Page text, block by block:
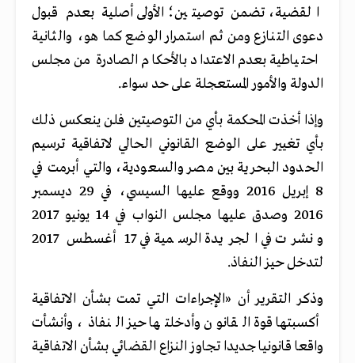
القضية، تضمن توصيتين؛ الأولى أصلية بعدم قبول
دعوى التنازع ومن ثم استمرار الوضع كما هو، والثانية
احتياطية بعدم الاعتداد بالأحكام الصادرة من مجلس
الدولة والأمور المستعجلة على حد سواء.
وإذا أخذت المحكمة بأي من التوصيتين فلن ينعكس ذلك
بأي تغيير على الوضع القانوني الحالي لاتفاقية ترسيم
الحدود البحرية بين مصر والسعودية، والتي أبرمت في
8 إبريل 2016 ووقع عليها السيسي، في 29 ديسمبر
2016 وصدق عليها مجلس النواب في 14 يونيو 2017
ونشرت في الجريدة الرسمية في 17 أغسطس 2017
لتدخل حيز النفاذ.
وذكر التقرير أن «الإجراءات التي تمت بشأن الاتفاقية
أكسبتها قوة القانون وأدخلتها حيز النفاذ، وأنشأت
واقعا قانونيا جديدا تجاوز النزاع القضائي بشأن الاتفاقية